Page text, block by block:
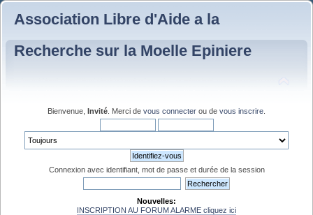
Association Libre d'Aide a la
Recherche sur la Moelle Epiniere
Bienvenue, Invité . Merci de vous connecter ou de vous inscrire
Connexion avec identifiant, mot de passe et durée de la session
Nouvelles:
INSCRIPTION AU FORUM ALARME cliquez ici